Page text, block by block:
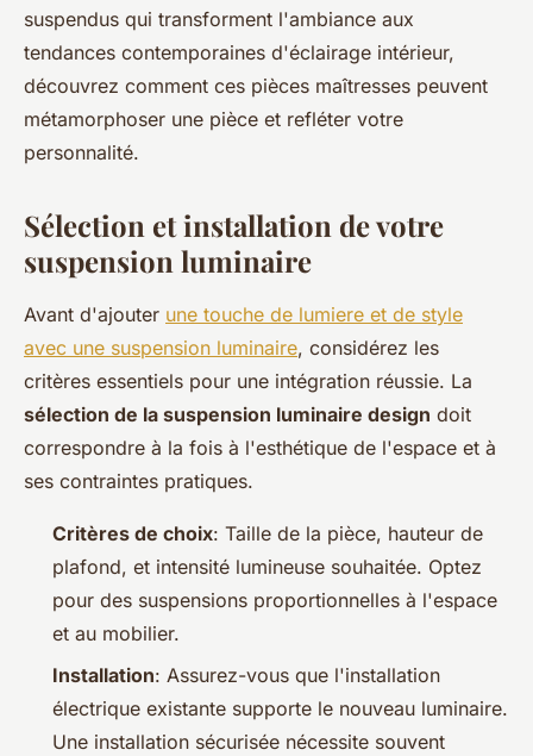
suspendus qui transforment l'ambiance aux
tendances contemporaines d'éclairage intérieur,
découvrez comment ces pièces maîtresses peuvent
métamorphoser une pièce et refléter votre
personnalité.
Sélection et installation de votre
suspension luminaire
Avant d'ajouter une touche de lumiere et de style
avec une suspension luminaire, considérez les
critères essentiels pour une intégration réussie. La
sélection de la suspension luminaire design doit
correspondre à la fois à l'esthétique de l'espace et à
ses contraintes pratiques.
Critères de choix: Taille de la pièce, hauteur de
plafond, et intensité lumineuse souhaitée. Optez
pour des suspensions proportionnelles à l'espace
et au mobilier.
Installation: Assurez-vous que l'installation
électrique existante supporte le nouveau luminaire.
Une installation sécurisée nécessite souvent